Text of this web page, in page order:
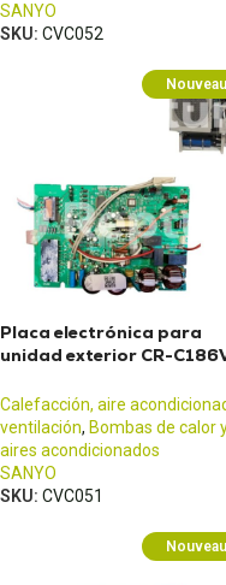
SANYO
SKU: CVC052
Nouveau
Placa electrónica para
unidad exterior CR-
Calefacción, aire
ventilación, Bombas de calor
aires acondicionados
SANYO
SKU: CVC051
Nouveau